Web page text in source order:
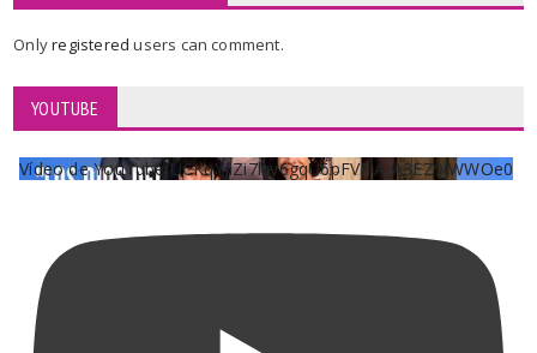
Onlyregisteredusers can comment.
YOUTUBE
Vídeo de YouTube UCKqYjiZi7lzy6gqU6pFVFiA_A3EZ9JWWOe0